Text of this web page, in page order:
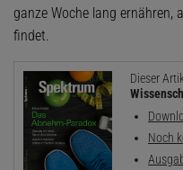
ganze Woche lang ernähren,
findet.
Dieser
Noch